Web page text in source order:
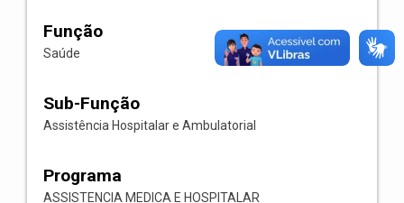
Função
Saúde
Sub-Função
Assistência Hospitalar e Ambulatorial
Programa
ASSISTENCIA MEDICA E HOSPITALAR